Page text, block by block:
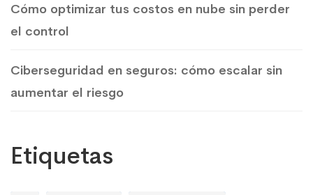
Cómo optimizar tus costos en nube sin perder
el control
Ciberseguridad en seguros: cómo escalar sin
aumentar el riesgo
Etiquetas